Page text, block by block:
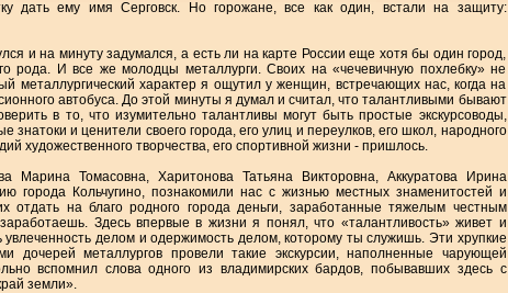
дать ему имя Серговск. Но горожане, все как один, встали на защиту:
и на минуту задумался, а есть ли на карте России еще хотя бы один город,
рода. И все же молодцы металлурги. Своих на «чечевичную похлебку» не
металлургический характер я ощутил у женщин, встречающих нас, когда на
автобуса. До этой минуты я думал и считал, что талантливыми бывают
в то, что изумительно талантливы могут быть простые экскурсоводы,
знатоки и ценители своего города, его улиц и переулков, его школ, народного
художественного творчества, его спортивной жизни - пришлось.
Марина Томасовна, Харитонова Татьяна Викторовна, Аккуратова Ирина
города Кольчугино, познакомили нас с жизнью местных знаменитостей и
отдать на благо родного города деньги, заработанные тяжелым честным
Здесь впервые в жизни я понял, что «талантливость» живет и
увлеченность делом и одержимость делом, которому ты служишь. Эти хрупкие
дочерей металлургов провели такие экскурсии, наполненные чарующей
вспомнил слова одного из владимирских бардов, побывавших здесь с
земли».